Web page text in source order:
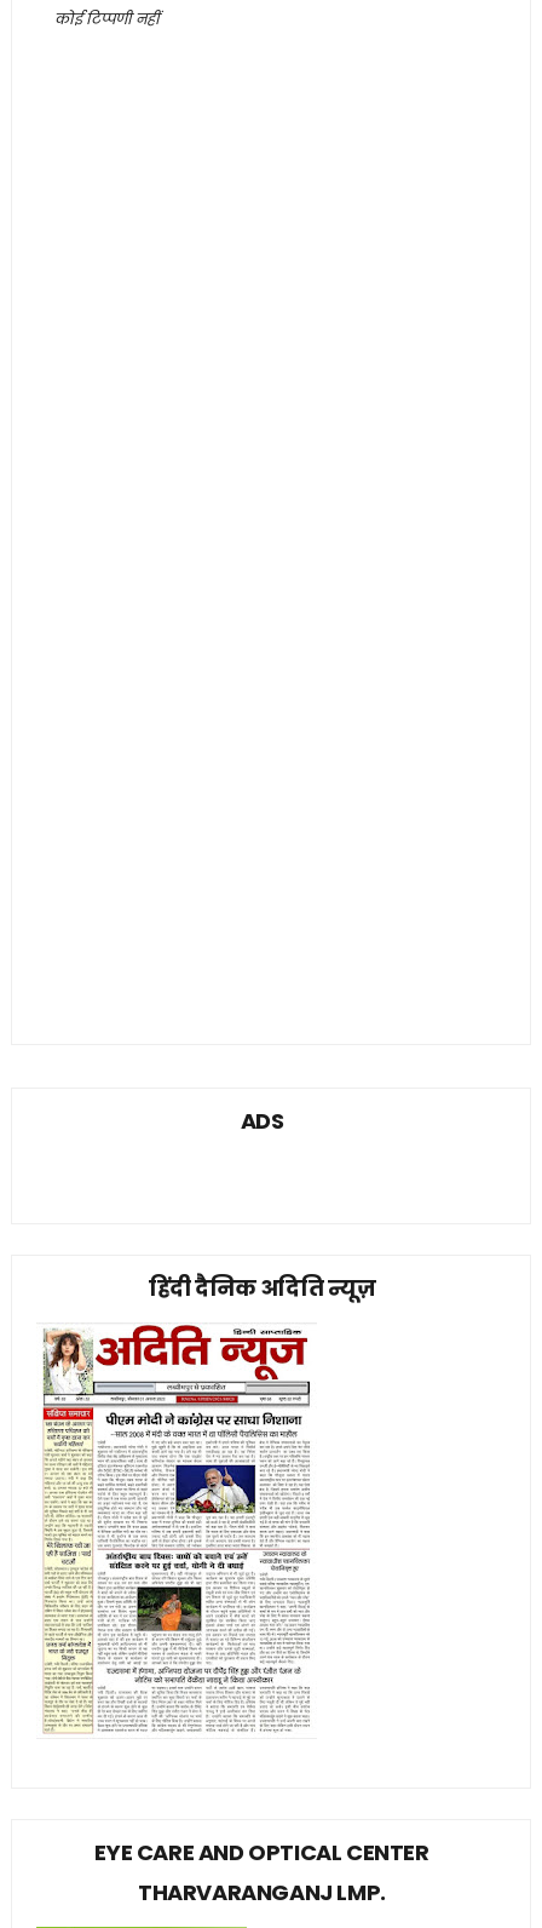
कोई टिप्पणी नहीं
ADS
हिंदी दैनिक अदिति न्यूज़
EYE CARE AND OPTICAL CENTER
THARVARANGANJ LMP.